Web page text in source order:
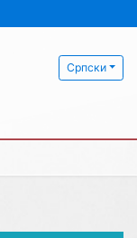
Српски